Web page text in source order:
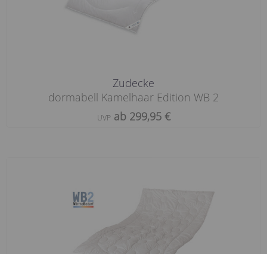
Zudecke
dormabell Kamelhaar Edition WB 2
UVPab 299,95 €